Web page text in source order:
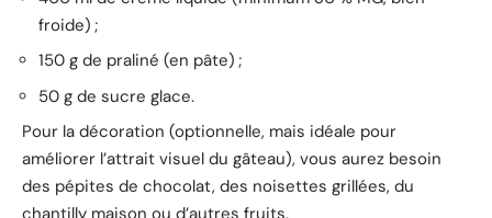
froide) ;
150 g de praliné (en pâte) ;
50 g de sucre glace.
Pour la décoration (optionnelle, mais idéale pour
améliorer l’attrait visuel du gâteau), vous aurez besoin
des pépites de chocolat, des noisettes grillées, du